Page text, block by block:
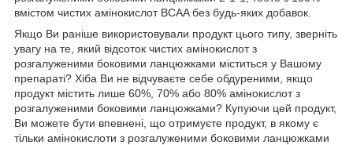
вмістом чистих амінокислот BCAA без будь-яких добавок.
Якщо Ви раніше використовували продукт цього типу, зверніть
увагу на те, який відсоток чистих амінокислот з
розгалуженими боковими ланцюжками міститься у Вашому
препараті? Хіба Ви не відчуваєте себе обдуреними, якщо
продукт містить лише 60%, 70% або 80% амінокислот з
розгалуженими боковими ланцюжками? Купуючи цей продукт,
Ви можете бути впевнені, що отримуєте продукт, в якому є
тільки амінокислоти з розгалуженими боковими ланцюжками